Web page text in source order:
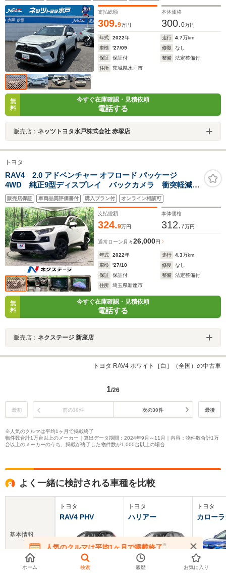
支払総額
309.9万円
本体価格
300.0万円
年式 2022年 走行 4.7万km
車検
'27/09 修復
なし
保証
保証付 整備
法定整備付
住所
茨城県水戸市
無
料
今すぐ在庫確認・見積依頼
電話する
販売店： ネッツトヨタ水戸株式会社 赤塚店
トヨタ
RAV4 2.0 アドベンチャー オフロード パッケージ
4WD 純正9型ディスプレイ バックカメラ 衝突軽減
デジタルインナーミラー BSM ETC シートベンチレ
ーション パワーシート LEDヘッドライト＆フォグラ
イト フルセグTV クリアランスソナー
販売店保証 車両品質評価書付 購入プラン付 オンライン相談可
支払総額
324.9万円
本体価格
312.7万円
通常ローン 月々26,000円
年式 2022年 走行 4.3万km
車検
'27/10 修復
なし
保証
保証付 整備
法定整備付
住所
埼玉県新座市
無
料
今すぐ在庫確認・見積依頼
電話する
販売店： ネクステージ 新座店
トヨタ RAV4 ホワイト［白］（全国）の中古車
1/26
最初 前の30件 次の30件 最後
※人気のクルマは平均1ヶ月で掲載終了
物件数合計1万台以上のメーカー｜算出データ期間：2024年9月～11月｜内容：物件数合計1万
台以上のメーカーのうち、掲載が終了した物件数が1,000台以上の場合
よく一緒に検討される車種を比較
基本情報
トヨタ
RAV4 PHV
トヨタ
ハリアー
トヨタ
カロー
人気のクルマは平均1ヶ月で掲載終了※
在庫が無くなる前にお問い合わせください
ホーム 検索 履歴 お気に入り